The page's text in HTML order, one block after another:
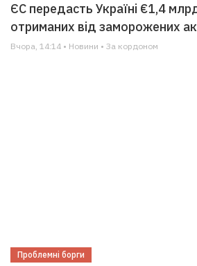
ЄС передасть Україні €1,4
отриманих від заморожених
Вчора, 14:14 • Новини • За кордоном
Проблемні борги